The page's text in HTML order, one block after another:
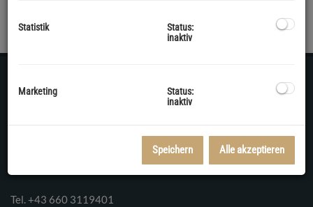
Tel. ‭+43 660 3119401‬
Statistik
Status:
inaktiv
Marketing
Status:
inaktiv
Speichern Alle akzeptieren